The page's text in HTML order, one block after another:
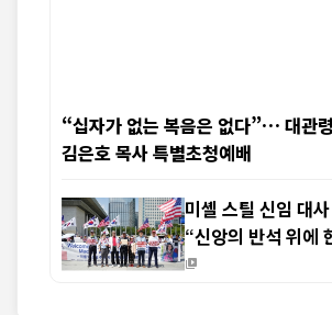
“십자가 없는 복음은 없다”… 대관
김은호 목사 특별초청예배
미셸 스틸 신임 대
“신앙의 반석 위에
도약 기대”